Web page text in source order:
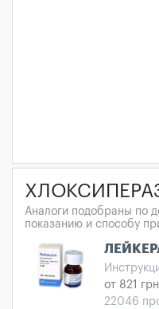
Аналоги подобраны по
показанию и способу
от 821 грн
22046